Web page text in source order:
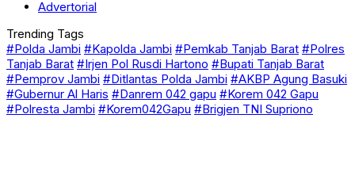
#Polda Jambi
Tanjab Barat #Irjen Pol Rusdi Hartono #Bupati Tanjab Barat
#Pemprov Jambi #Ditlantas Polda Jambi #AKBP Agung Basuki
#Gubernur Al Haris #Danrem 042 gapu #Korem 042 Gapu
#Polresta Jambi #Korem042Gapu #Brigjen TNI Supriono